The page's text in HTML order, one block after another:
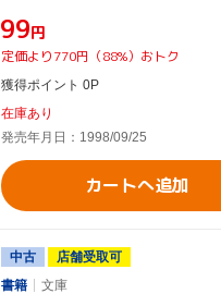
¥99円
定価より770円（88%）おトク
獲得ポイント 0P
在庫あり
発売年月日：1998/09/25
カートへ追加
中古
店舗受取可
書籍
文庫